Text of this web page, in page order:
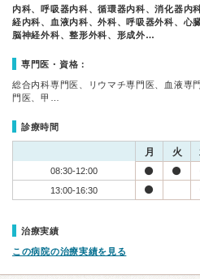
内科、呼吸器内科、循環器内科、消化器内
経内科、血液内科、外科、呼吸器外科、心
脳神経外科、整形外科、形成外…
専門医・資格：
総合内科専門医、リウマチ専門医、血液専
門医、甲…
診療時間
月 火
08:30-12:00
13:00-16:30
治療実績
この病院の治療実績を見る